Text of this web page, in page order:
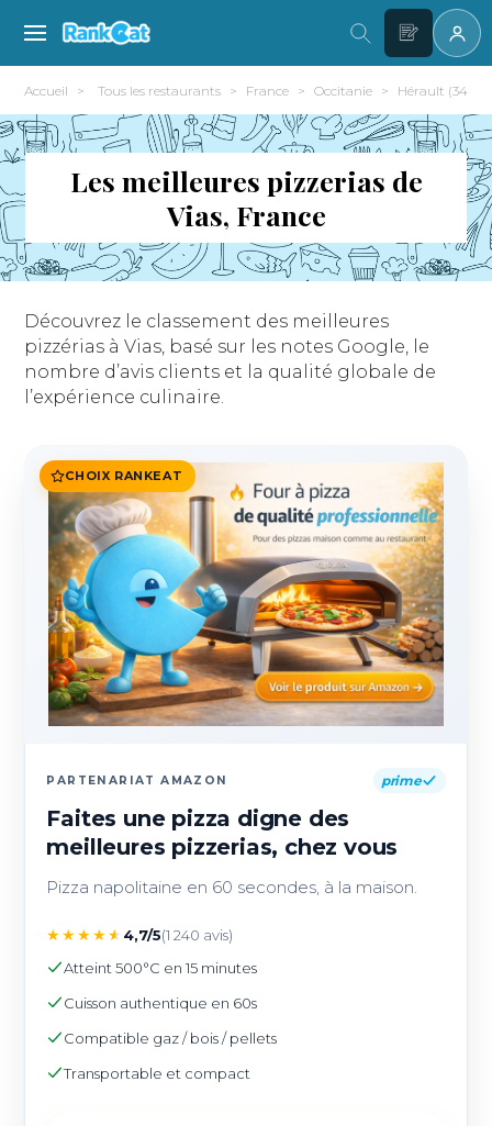
Accueil Tous les restaurants France Occitanie Hérault (34)
Les meilleures pizzerias de
Vias, France
Découvrez le classement des meilleures
pizzérias à Vias, basé sur les notes Google, le
nombre d’avis clients et la qualité globale de
l’expérience culinaire.
CHOIX RANKEAT
PARTENARIAT AMAZON prime
Faites une pizza digne des
meilleures pizzerias, chez vous
Pizza napolitaine en 60 secondes, à la maison.
★★★★★ 4,7/5(1 240 avis)
Atteint 500°C en 15 minutes
Cuisson authentique en 60s
Compatible gaz / bois / pellets
Transportable et compact